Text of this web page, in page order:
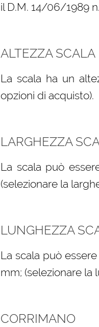
il D.M. 14/06/1989
ALTEZZA SCALA
La scala ha un
opzioni di acquisto).
LARGHEZZA
La scala può
(selezionare la
LUNGHEZZA
La scala può
mm; (selezionare la
CORRIMANO